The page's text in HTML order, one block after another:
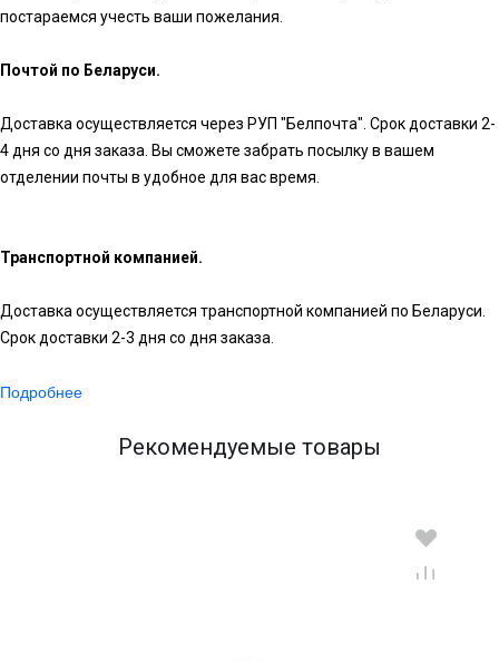
постараемся учесть ваши пожелания.
Почтой по Беларуси.
Доставка осуществляется через РУП "Белпочта". Срок доставки 2-
4 дня со дня заказа. Вы сможете забрать посылку в вашем
отделении почты в удобное для вас время.
Транспортной компанией.
Доставка осуществляется транспортной компанией по Беларуси.
Срок доставки 2-3 дня со дня заказа.
Подробнее
Рекомендуемые товары